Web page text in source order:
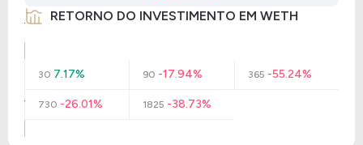
RETORNO DO INVESTIMENTO EM WETH
30 7.17% 90 -17.94% 365 -55.24%
730 -26.01% 1825 -38.73%